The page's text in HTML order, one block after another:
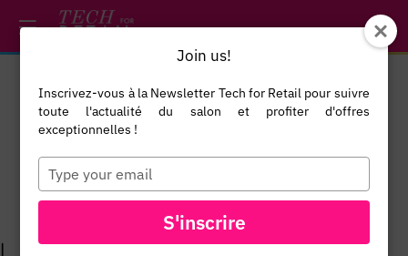
TOUS LES
*/
Join us!
Inscrivez-vous à la Newsletter Tech for Retail pour suivre
toute l'actualité du salon et profiter d'offres
exceptionnelles !
Type
your
email
S'inscrire